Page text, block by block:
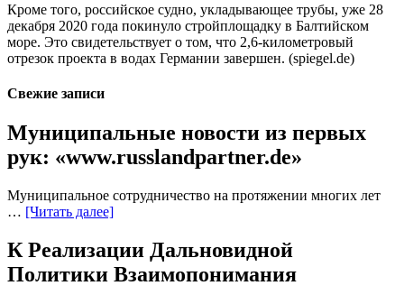
Кроме того, российское судно, укладывающее трубы, уже 28
декабря 2020 года покинуло стройплощадку в Балтийском
море. Это свидетельствует о том, что 2,6-километровый
отрезок проекта в водах Германии завершен. (spiegel.de)
Свежие записи
Муниципальные новости из первых
рук: «www.russlandpartner.de»
Муниципальное сотрудничество на протяжении многих лет
… [Читать далее]
К Реализации Дальновидной
Политики Взаимопонимания